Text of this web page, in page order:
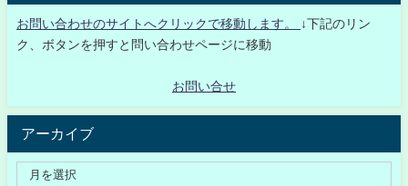
お問い合わせのサイトへクリックで移動します。
↓下記のリン
ク、ボタンを押すと問い合わせページに移動
お問い合せ
アーカイブ